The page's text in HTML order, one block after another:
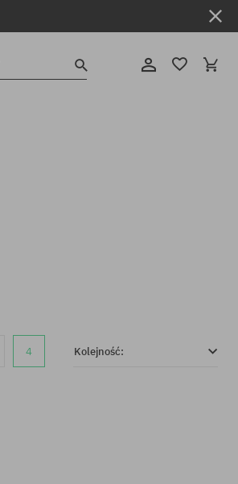
4 Kolejność: